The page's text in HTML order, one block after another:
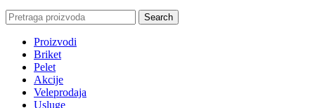
Search
Proizvodi
Briket
Pelet
Akcije
Veleprodaja
Usluge